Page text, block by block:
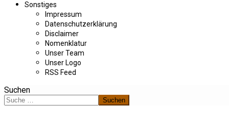
Sonstiges
Impressum
Datenschutzerklärung
Disclaimer
Nomenklatur
Unser Team
Unser Logo
RSS Feed
Suchen
Suchen